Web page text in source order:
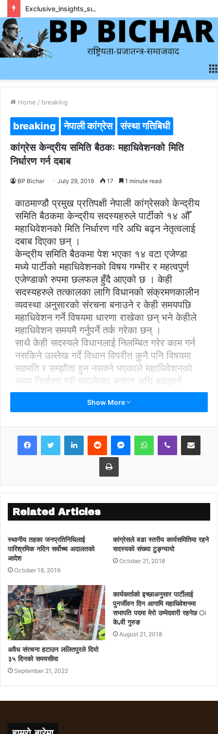
Home / breaking
breaking नेपाली कांग्रेस संस्था गतिबिधी
कांग्रेस केन्द्रीय समिति बैठकः महाधिवेशनको मिति
निर्धारण गर्न दबाब
BP Bichar July 29, 2019 17 1 minute read
काठमाण्डौ प्रमुख प्रतिपक्षी नेपाली कांग्रेसको केन्द्रीय
समिति बैठकमा केन्द्रीय सदस्यहरुले पार्टीको १४ औँ
महाधिवेशनको मिति निर्धारण गरि अघि बढ्न नेतृत्वलाई
दबाब दिएका छन् ।
केन्द्रीय समिति बैठकमा पेश भएका १४ वटा एजेण्डा
मध्ये पार्टीको महाधिवेशनको विषय गम्भीर र महत्वपुर्ण
एजेण्डाको रुपमा छलफल हुँदै आएको छ । केही
सदस्यहरुले तत्कालका लागि विधानको संक्रमणकालीन
व्यवस्था अनुसारको संरचना बनाउने र केही समयपछि
महाधिवेशन गर्ने विषयमा धारणा राखेका छन् भने केहीले
महाधिवेशन समयमै गर्नुपर्ने तर्क गरेका छन् ।
साथै केही सदस्यले विधानलाई निलम्बित गरेर काम गर्न
नसकिने उल्लेख गर्दे विधान विपरीत कुनै पनि विषयमा
सहमति र सम्झौता हुन नसक्ने भएकाले महाधिवेशनको
समय निर्धारण गरी क्यालेन्डर बनाएर अघि बढ्नुपर्ने
धारणा राखेका हुन । प्रवक्ता विश्वप्रकाश शर्माले
पार्टीको विधानको धारा ७१ को उपधारा ४ बमोजिम
पनि निष्कर्षमा भने पुगिनसकिएको बताए ।
केन्द्रीय सदस्य अर्जुन नरसिंं केसीले कार्यतालिका
अनुसार नै महाधिवेशनको मिति तय गरिनुपर्ने बताए ।
उनले संक्रमणकालीन व्यवस्थाको नाममा भर्खरै बनाएको
विधानलाई निलम्बित गरेर विधान विपरीत कुनै पनि
सहमति सम्झौता गर्न नसकिने उल्लेख गरे ।
असार २२ गतेदेखि सुरु भएको कांग्रेस केन्द्रीय
समितिको बैठक बीचमा रोकिँदै चल्दै आएको छ ।
बैठकमा पेश भएका १४ वटा एजेण्डा मध्ये नियमावलीको
एजेण्डामा केन्द्रीय समितिले सर्वसम्मति परिमार्जन गरेर
सहमतिपूर्वक टुंग्याउने गरि नियमावली मस्यौदा समितिलाई
नै फिर्ता पठाइसकेको छ ।
Show More
LinkedInReddit MessengerWhatsAppViber Share via Email
Print
Related Articles
स्थानीय तहका जनप्रतिनिधिलाई
पारिश्रमिक नदिन सर्वोच्च अदालतको
आदेश
October 18, 2019
कांग्रेसले वडा स्तरीय कार्यसमितिमा रहने
सदस्यको संख्या टुङ्ग्यायो
October 21, 2018
अवैध संरचना हटाउन ललितपुरले दियो
३५ दिनको समयसीमा
September 21, 2022
कार्यकर्ताको इच्छाअनुसार पार्टीलाई
पुनर्जीवन दिन आगामि महाधिवेशनमा
सभापति पदमा मेरो उम्मेदवारी रहनेछ ः
के.वी गुरुङ
August 21, 2018